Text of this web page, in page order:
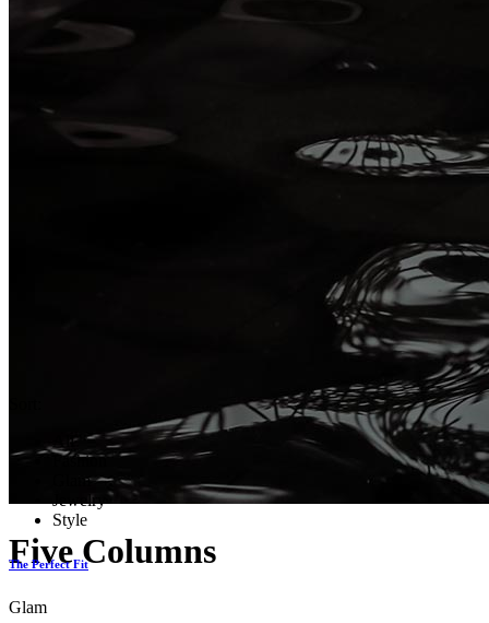
Five Columns
All
Fashion
Glam
Jewelry
Style
The Perfect Fit
Glam